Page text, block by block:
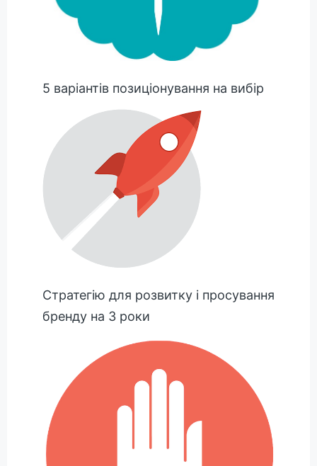
5 варіантів позиціонування на вибір
Стратегію для розвитку і просування
бренду на 3 роки